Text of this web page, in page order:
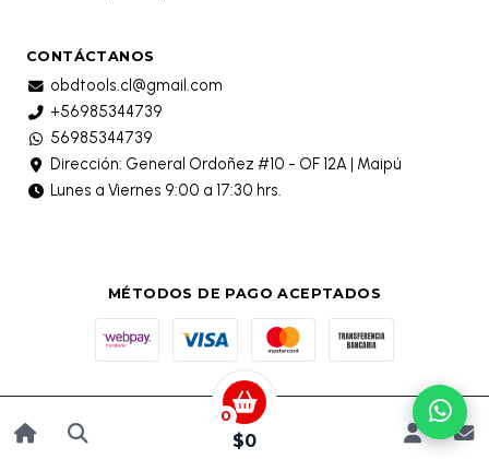
0
$0
CONTÁCTANOS
obdtools.cl@gmail.com
+56985344739
56985344739
Dirección: General Ordoñez #10 - OF 12A | Maipú
Lunes a Viernes 9:00 a 17:30 hrs.
MÉTODOS DE PAGO ACEPTADOS